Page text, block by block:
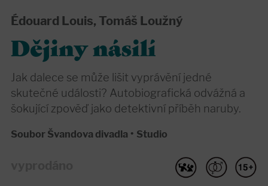
Édouard Louis, Tomáš Loužný
Dějiny násilí
Jak dalece se může lišit vyprávění jedné
skutečné události? Autobiografická odvážná a
šokující zpověď jako detektivní příběh naruby.
Soubor Švandova divadla • Studio